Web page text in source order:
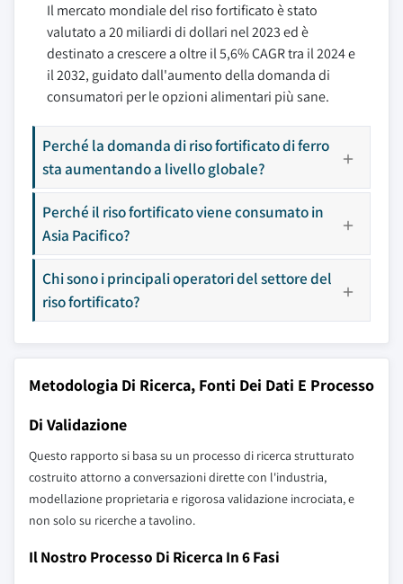
Il mercato mondiale del riso fortificato è stato
valutato a 20 miliardi di dollari nel 2023 ed è
destinato a crescere a oltre il 5,6% CAGR tra il 2024 e
il 2032, guidato dall'aumento della domanda di
consumatori per le opzioni alimentari più sane.
Perché la domanda di riso fortificato di ferro
sta aumentando a livello globale?
Perché il riso fortificato viene consumato in
Asia Pacifico?
Chi sono i principali operatori del settore del
riso fortificato?
Metodologia Di Ricerca, Fonti Dei Dati E Processo
Di Validazione
Questo rapporto si basa su un processo di ricerca strutturato
costruito attorno a conversazioni dirette con l'industria,
modellazione proprietaria e rigorosa validazione incrociata, e
non solo su ricerche a tavolino.
Il Nostro Processo Di Ricerca In 6 Fasi